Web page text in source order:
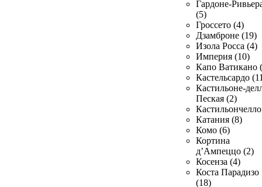
Гардоне-
(5)
Гроссето (4)
Дзамброне (19)
Изола Росса (4)
Империя (10)
Капо Ватикано
Кастельсардо
Кастильоне-
Пеская (2)
Катания (8)
Комо (6)
Кортина
д’Ампеццо (2)
Косенза (4)
Коста Парадизо
(18)